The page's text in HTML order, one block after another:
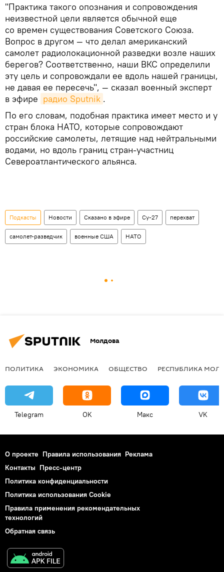
"Практика такого опознания и сопровождения
неизвестной цели является обычной еще
со времен существования Советского Союза.
Вопрос в другом — что делал американский
самолет радиолокационной разведки возле наших
берегов? Соответственно, наши ВКС определили
эту цель и сопровождали ее вдоль нашей границы,
не давая ее пересечь", — сказал военный эксперт
в эфире радио Sputnik .
По его словам, подобная практика имеет место и у
стран блока НАТО, которые сопровождают
российские самолеты, летящие над нейтральными
водами, но вдоль границ стран-участниц
Североатлантического альянса.
Подкасты Новости Сказано в эфире Су-27 перехват
самолет-разведчик военные США НАТО
Молдова
ПОЛИТИКА ЭКОНОМИКА ОБЩЕСТВО РЕСПУБЛИКА
Telegram OK Макс VK
О проекте Правила использования Реклама
Контакты Пресс-центр
Политика конфиденциальности
Политика использования Cookie
Правила применения рекомендательных
технологий
Обратная связь